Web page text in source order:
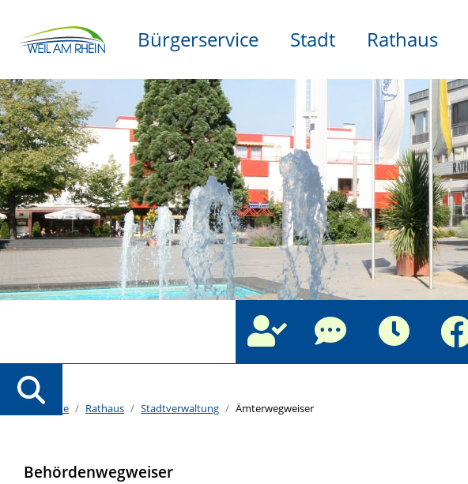
Bürgerservice Stadt Rathaus
Startseite Rathaus Stadtverwaltung Ämterwegweiser
Behördenwegweiser